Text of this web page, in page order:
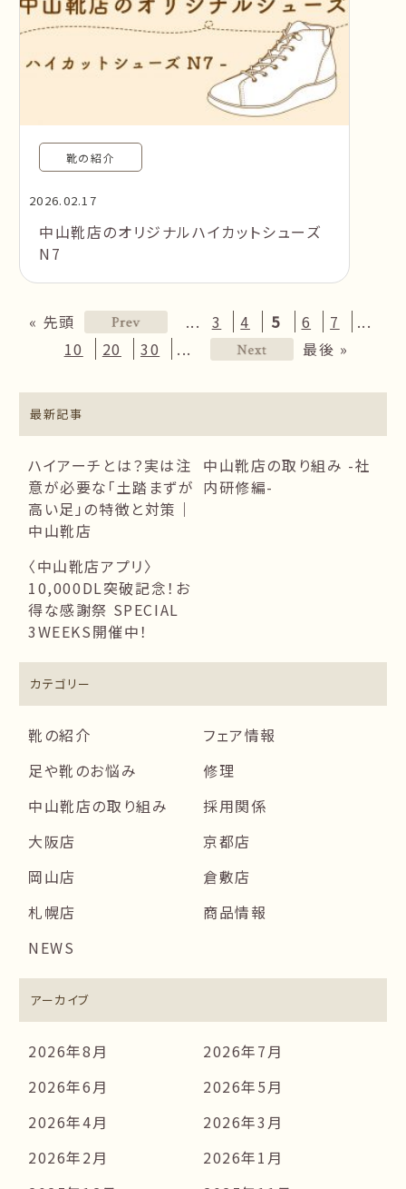
靴の紹介
2026.02.17
中山靴店のオリジナルハイカットシューズ
N7
« 先頭 ... 3 4 5 6 7
...
10
20 30 ... 最後 »
最新記事
ハイアーチとは？実は注
意が必要な「土踏まずが
高い足」の特徴と対策｜
中山靴店
中山靴店の取り組み -社
内研修編-
〈中山靴店アプリ〉
10,000DL突破記念！お
得な感謝祭 SPECIAL
3WEEKS開催中！
カテゴリー
靴の紹介
フェア情報
足や靴のお悩み
修理
中山靴店の取り組み
採用関係
大阪店
京都店
岡山店
倉敷店
札幌店
商品情報
NEWS
アーカイブ
2026年8月
2026年7月
2026年6月
2026年5月
2026年4月
2026年3月
2026年2月
2026年1月